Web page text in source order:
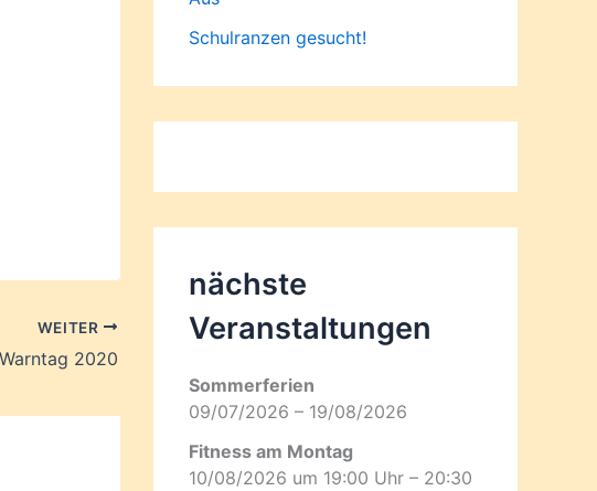
WEITER
Warntag 2020
Schulranzen gesucht!
nächste
Veranstaltungen
Sommerferien
09/07/2026 – 19/08/2026
Fitness am Montag
10/08/2026 um 19:00 Uhr – 20:30